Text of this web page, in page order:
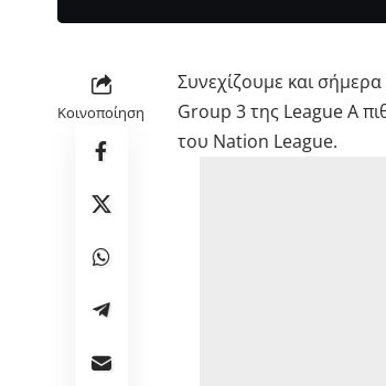
Κοινοποίηση
Συνεχίζουμε και
Group 3 της League A
του Nation League.